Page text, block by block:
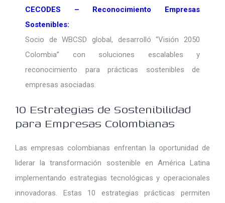
CECODES – Reconocimiento Empresas
Sostenibles:
Socio de WBCSD global, desarrolló “Visión 2050
Colombia” con soluciones escalables y
reconocimiento para prácticas sostenibles de
empresas asociadas.
10 Estrategias de Sostenibilidad
para Empresas Colombianas
Las empresas colombianas enfrentan la oportunidad de
liderar la transformación sostenible en América Latina
implementando estrategias tecnológicas y operacionales
innovadoras. Estas 10 estrategias prácticas permiten